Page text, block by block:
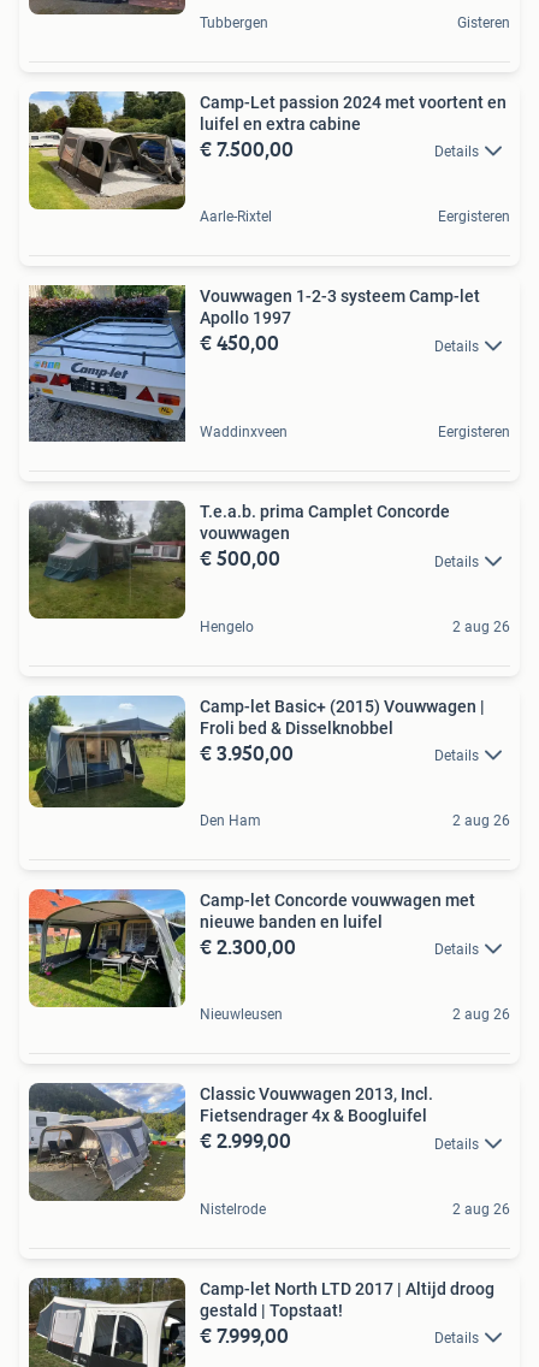
Tubbergen Gisteren
Camp-Let passion 2024 met voortent en
luifel en extra cabine
€ 7.500,00 Details
Aarle-Rixtel Eergisteren
Vouwwagen 1-2-3 systeem Camp-let
Apollo 1997
€ 450,00 Details
Waddinxveen Eergisteren
T.e.a.b. prima Camplet Concorde
vouwwagen
€ 500,00 Details
Hengelo 2 aug 26
Camp-let Basic+ (2015) Vouwwagen |
Froli bed & Disselknobbel
€ 3.950,00 Details
Den Ham 2 aug 26
Camp-let Concorde vouwwagen met
nieuwe banden en luifel
€ 2.300,00 Details
Nieuwleusen 2 aug 26
Classic Vouwwagen 2013, Incl.
Fietsendrager 4x & Boogluifel
€ 2.999,00 Details
Nistelrode 2 aug 26
Camp-let North LTD 2017 | Altijd droog
gestald | Topstaat!
€ 7.999,00 Details